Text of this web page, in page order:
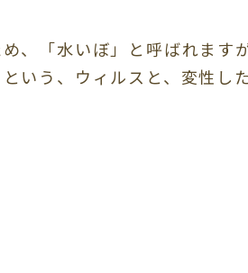
、「水いぼ」と呼ばれます
いう、ウィルスと、変性し